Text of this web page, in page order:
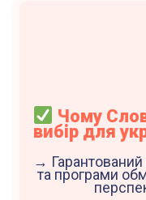
Чому
вибір для
→ Гарантований
та програми